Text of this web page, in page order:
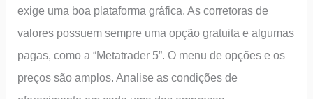
exige uma boa plataforma gráfica. As corretoras de
valores possuem sempre uma opção gratuita e algumas
pagas, como a “Metatrader 5”. O menu de opções e os
preços são amplos. Analise as condições de